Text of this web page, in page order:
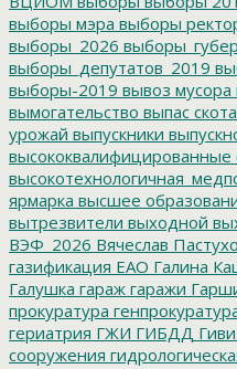
выборы мэра выборы
выборы_2026
выборы_депутатов_2019
выборы-2019 вывоз мусора
вымогательство выпас скота
урожай выпускники
высококвалифицированные
ярмарка высшее
вытрезвители выходной
ВЭФ_2026 Вячеслав
газификация ЕАО Галина
Галушка гараж гаражи
прокуратура
гериатрия ГЖИ ГИБДД Гиви
сооружения